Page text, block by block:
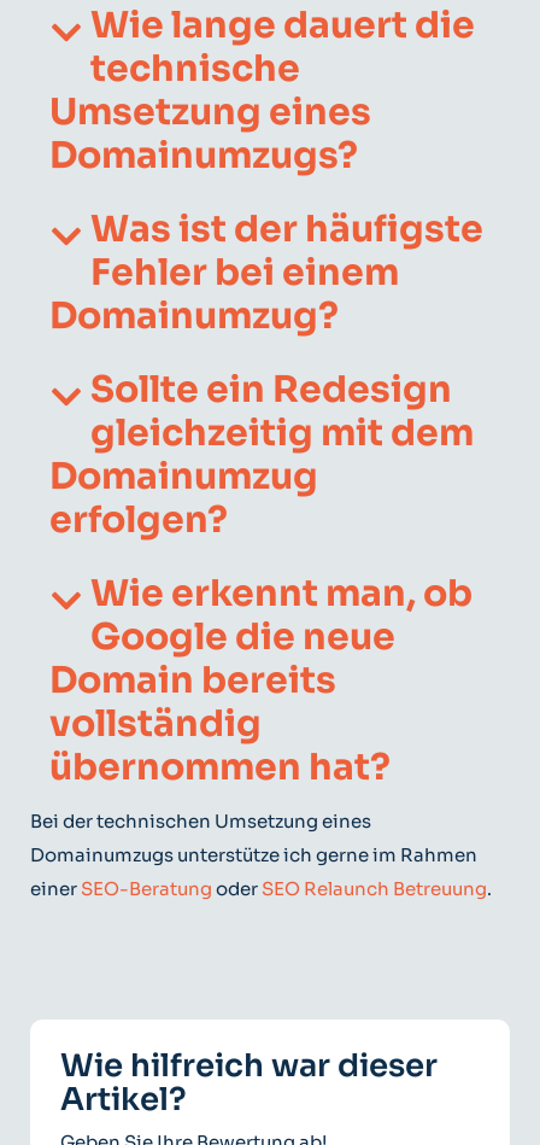
Wie lange dauert die
technische
Umsetzung eines
Domainumzugs?
Was ist der häufigste
Fehler bei einem
Domainumzug?
Sollte ein Redesign
gleichzeitig mit dem
Domainumzug
erfolgen?
Wie erkennt man, ob
Google die neue
Domain bereits
vollständig
übernommen hat?
Bei der technischen Umsetzung eines
Domainumzugs unterstütze ich gerne im Rahmen
einer SEO-Beratung oder SEO Relaunch Betreuung.
Wie hilfreich war dieser
Artikel?